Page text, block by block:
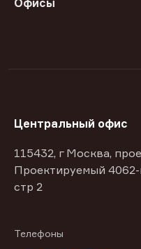
Офисы
Центральный офис
115432, г Москва,
Проектируемый 4062-
стр 2
Телефоны